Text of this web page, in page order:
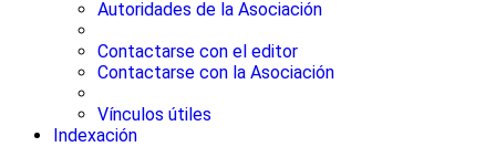
Autoridades de la Asociación
Contactarse con el editor
Contactarse con la Asociación
Vínculos útiles
Indexación